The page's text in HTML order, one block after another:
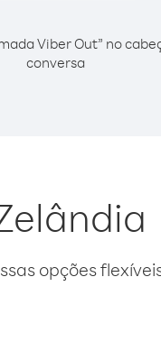
Viber Out” no
conversa
opções